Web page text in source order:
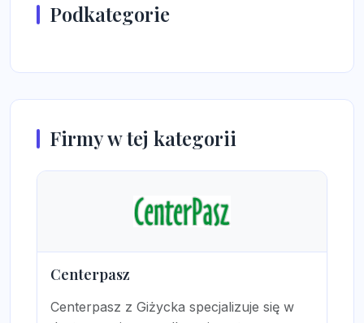
Podkategorie
Firmy w tej kategorii
Centerpasz
Centerpasz z Giżycka specjalizuje się w